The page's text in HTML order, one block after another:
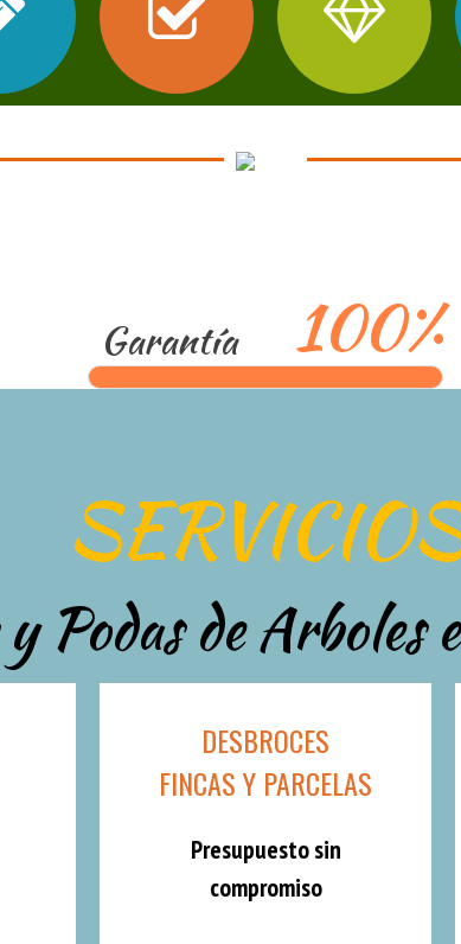
Garantía 100%
y Podas de
DESBROCES
FINCAS Y PARCELAS
Presupuesto sin
compromiso